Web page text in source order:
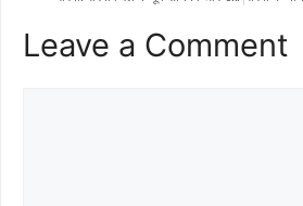
Leave a Comment